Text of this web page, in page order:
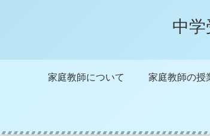
中
家庭教師について 家庭教師の授